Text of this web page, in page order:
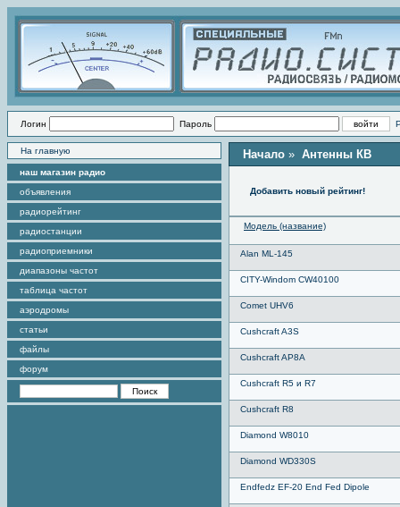
Логин Пароль
На главную
наш магазин радио
объявления
радиорейтинг
радиостанции
радиоприемники
диапазоны частот
таблица частот
аэродромы
статьи
файлы
форум
Начало » Антенны КВ
Добавить новый рейтинг!
Модель (название)
Alan ML-145
CITY-Windom CW40100
Comet UHV6
Cushcraft A3S
Cushcraft AP8A
Cushcraft R5 и R7
Cushcraft R8
Diamond W8010
Diamond WD330S
Endfedz EF-20 End Fed Dipole